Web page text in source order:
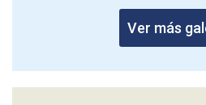
Ver más